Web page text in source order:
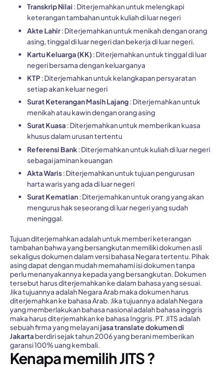
Transkrip Nilai : Diterjemahkan untuk melengkapi
keterangan tambahan untuk kuliah di luar negeri
Akte Lahir: Diterjemahkan untuk menikah dengan orang
asing, tinggal di luar negeri dan bekerja di luar negeri.
Kartu Keluarga (KK): Diterjemahkan untuk tinggal di luar
negeri bersama dengan keluarganya
KTP: Diterjemahkan untuk kelangkapan persyaratan
setiap akan keluar negeri
Surat Keterangan Masih Lajang: Diterjemahkan untuk
menikah atau kawin dengan orang asing
Surat Kuasa: Diterjemahkan untuk memberikan kuasa
khusus dalam urusan tertentu
Referensi Bank: Diterjemahkan untuk kuliah di luar negeri
sebagai jaminan keuangan
Akta Waris: Diterjemahkan untuk tujuan pengurusan
harta waris yang ada di luar negeri
Surat Kematian: Diterjemahkan untuk orang yang akan
mengurus hak seseorang di luar negeri yang sudah
meninggal.
Tujuan diterjemahkan adalah untuk memberi keterangan
tambahan bahwa yang bersangkutan memiliki dokumen asli
sekaligus dokumen dalam versi bahasa Negara tertentu. Pihak
asing dapat dengan mudah memahami isi dokumen tanpa
perlu menanyakannya kepada yang bersangkutan. Dokumen
tersebut harus diterjemahkan ke dalam bahasa yang sesuai.
Jika tujuannya adalah Negara Arab maka dokumen harus
diterjemahkan ke bahasa Arab. Jika tujuannya adalah Negara
yang memberlakukan bahasa nasional adalah bahasa inggris
maka harus diterjemahkan ke bahasa Inggris. PT. JITS adalah
sebuah firma yang melayanijasa translate dokumen di
Jakartaberdiri sejak tahun 2006 yang berani memberikan
garansi 100% uang kembali.
Kenapa memilih JITS ?